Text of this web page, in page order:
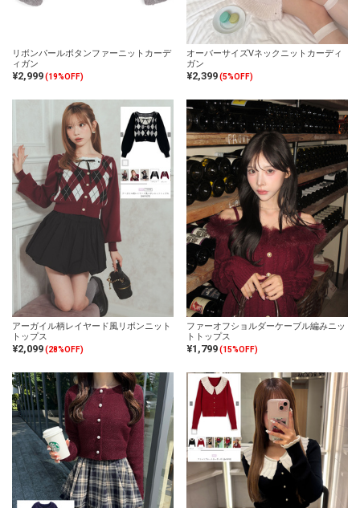
リボンパールボタンファーニットカーデ
ィガン
¥2,999(19%OFF)
オーバーサイズVネックニットカーディ
ガン
¥2,399(5%OFF)
アーガイル柄レイヤード風リボンニット
トップス
¥2,099(28%OFF)
ファーオフショルダーケーブル編みニッ
トトップス
¥1,799(15%OFF)